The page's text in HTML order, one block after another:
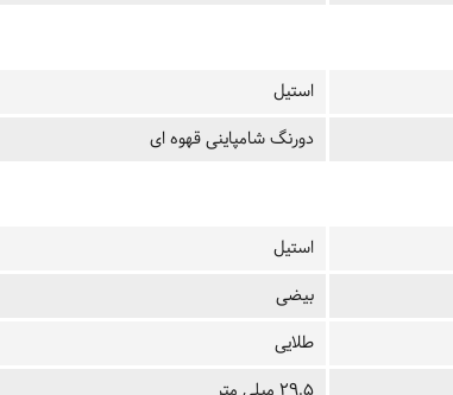
استیل
دورنگ شامپاینی قهوه ای
استیل
بیضی
طلایی